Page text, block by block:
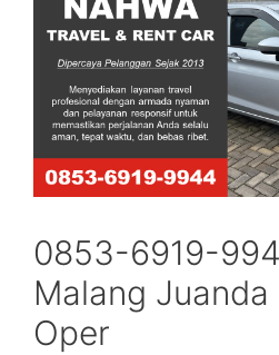
0853-6919-
Malang
Oper